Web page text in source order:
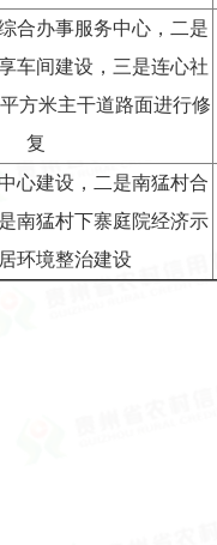
合办事服务中心，二是
车间建设，三是连心社
方米主干道路面进行修
复
心建设，二是南猛村合
南猛村下寨庭院经济示
环境整治建设
合公
7